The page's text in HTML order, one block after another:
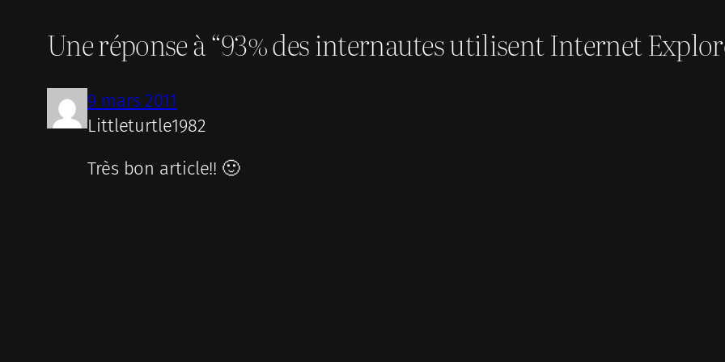
Une réponse à “93% des internautes utilisent Internet
9 mars 2011
Littleturtle1982
Très bon article!! 🙂